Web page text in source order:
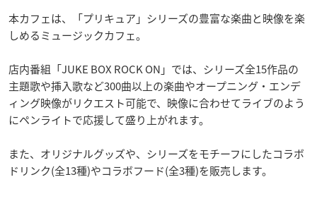
本カフェは、「プリキュア」シリーズの豊富な楽曲と映像を楽
しめるミュージックカフェ。
店内番組「JUKE BOX ROCK ON」では、シリーズ全15作品の
主題歌や挿入歌など300曲以上の楽曲やオープニング・エンデ
ィング映像がリクエスト可能で、映像に合わせてライブのよう
にペンライトで応援して盛り上がれます。
また、オリジナルグッズや、シリーズをモチーフにしたコラボ
ドリンク(全13種)やコラボフード(全3種)を販売します。